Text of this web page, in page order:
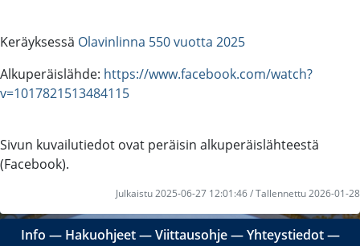
Keräyksessä Olavinlinna 550 vuotta 2025
Alkuperäislähde: https://www.facebook.com/watch?
v=1017821513484115
Sivun kuvailutiedot ovat peräisin alkuperäislähteestä
(Facebook).
Julkaistu 2025-06-27 12:01:46 / Tallennettu 2026-01-28
Info ― Hakuohjeet―Viittausohje―Yhteystiedot―